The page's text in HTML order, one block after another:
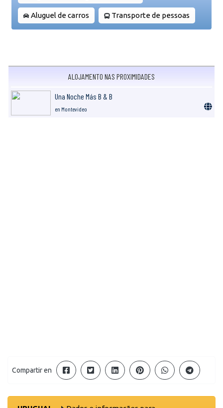
Aluguel de carros Transporte de pessoas
ALOJAMENTO NAS PROXIMIDADES
Una Noche Más B & B
en Montevideo
Compartir en